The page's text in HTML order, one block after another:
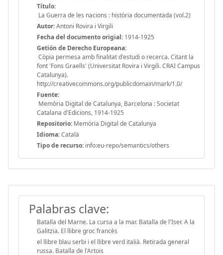
Título:
La Guerra de les nacions : història documentada (vol.2)
Autor:Antoni Rovira i Virgili
Fecha del documento origial: 1914-1925
Getión de Derecho Europeana:
Còpia permesa amb finalitat d'estudi o recerca. Citant la
font 'Fons Graells' (Universitat Rovira i Virgili. CRAI Campus
Catalunya).
http://creativecommons.org/publicdomain/mark/1.0/
Fuente:
Memòria Digital de Catalunya, Barcelona : Societat
Catalana d'Edicions, 1914-1925
Repositorio: Memòria Digital de Catalunya
Idioma:Català
Tipo de recurso: info:eu-repo/semantics/others
Palabras clave:
Batalla del Marne. La cursa a la mar. Batalla de l'Iser. A la
Galitzia. El llibre groc francès
el llibre blau serbi i el llibre verd italià. Retirada general
russa. Batalla de l'Artois